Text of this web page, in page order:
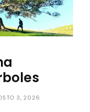
3, 2026